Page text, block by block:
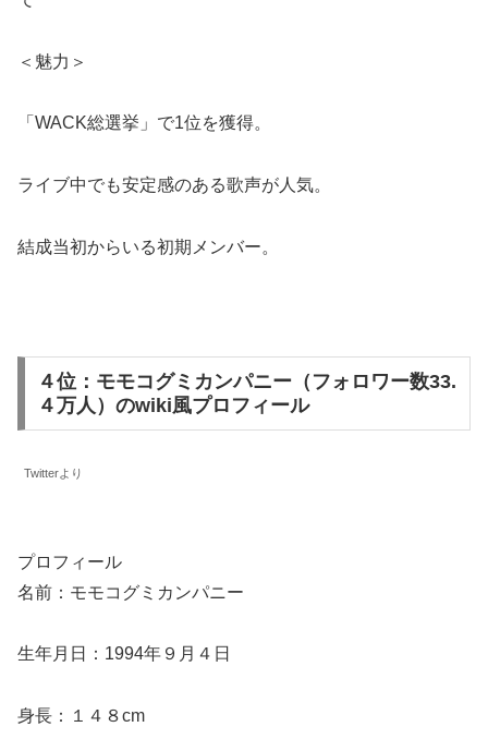
＜魅力＞
「WACK総選挙」で1位を獲得。
ライブ中でも安定感のある歌声が人気。
結成当初からいる初期メンバー。
４位：モモコグミカンパニー（フォロワー数33.
４万人）のwiki風プロフィール
Twitterより
プロフィール
名前：モモコグミカンパニー
生年月日：1994年９月４日
身長：１４８cm